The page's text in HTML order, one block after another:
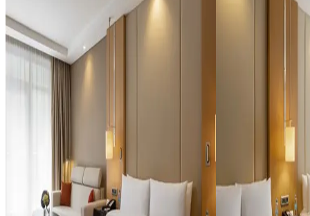
Элегантный однокомнатный номер с одной
двуспальной кроватью размера king size,
пространством для работы, мягкой
гостиной зоной для отдыха и балконом.
Гостей отеля порадует премиальное
постельное бельё и косметические
принадлежности известных марок.
Фотографии данной категории носят
ознакомительный характер, планировка,
площадь и вид балкона могут отличаться от
представленного на фото, в зависимости от
конкретного номера.
1 двуспальная кровать
До 3 человек
Площадь 32 м²
Уютный номер с
Фотографии
ознакомительный
2 раздельные
Площадь 32 м²
От